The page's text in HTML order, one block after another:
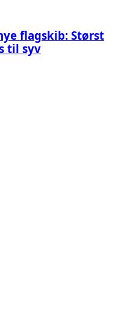
flagskib: Størst
til syv